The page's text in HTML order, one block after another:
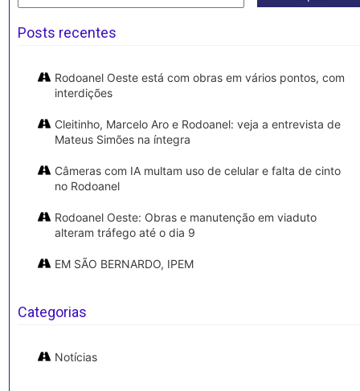
por:
Posts recentes
Rodoanel Oeste está com obras em vários pontos, com
interdições
Cleitinho, Marcelo Aro e Rodoanel: veja a entrevista de
Mateus Simões na íntegra
Câmeras com IA multam uso de celular e falta de cinto
no Rodoanel
Rodoanel Oeste: Obras e manutenção em viaduto
alteram tráfego até o dia 9
EM SÃO BERNARDO, IPEM
Categorias
Notícias